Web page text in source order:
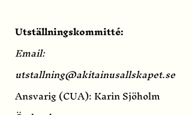
Utställningskommitté:
Email:
utstallning@akitainusallskapet.se
Ansvarig (CUA): Karin Sjöholm